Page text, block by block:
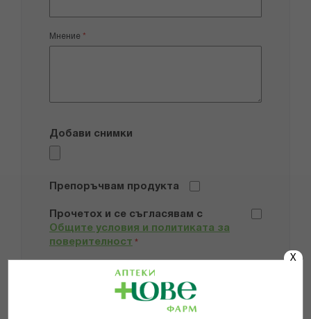
X
Мнение
Добави снимки
Препоръчвам продукта
Прочетох и се съгласявам с
Общите условия и политиката за
поверителност *
ИЗПРАТИ